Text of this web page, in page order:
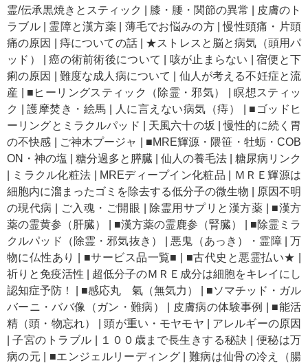
霊/伝承黒焼きとスティック
膝・腰・関節の異常
皮膚のト
ラブル| 霊障と漢方薬 薄毛でお悩みの方|慢性頭痛・片頭
痛の原因
痔についての話| ★ストレスと脳と病気（頭用パ
ッド）
|癌の術前術後について 咳が止まらない |宿便と下
痢の原因
難度な成人病について
仙人が考える不妊症と流
産
■ヒーリングスティック（除霊・邪気） |瞑想スティッ
ク
|護摩焚き・絵馬 人に言えない病気（痔）
■ゴッドヒ
ーリングとミラクルパッド
天風六十の坂 |慢性的に続く胃
の不快感
ご神木プージャ
■MRE輝源・隈笹・牡蛎・COB
ON・神の塩
糖分過多と膵臓 仙人の養毛法
糖尿病リンク
ミラクル化粧法 MREディープイン化粧品
ＭＲＥ輝源は
細胞内に溜まったゴミを除去する低分子の微生物
原因不明
の現代病
ご入魂・ご開眼 除霊用サプリと漢方薬
■漢方
薬の霊黄参（肝臓）
■漢方薬の霊鹿参（腎臓）
■除霊ミラ
クルパッド（除霊・邪気抜き）
悪鬼（あっき）・霊障|万
物に仏性あり
■サービス品一覧■ ■古代史と悪霊払い★
祈りと免疫活性
超低分子のＭＲＥ成分は細胞をキレイにし
認知症予防！
■感応丸 氣（無気力）
■ソマチッド・ガル
バーニ・ババ像（ガン・難病）
皮膚病の体験事例
■能活
精（頭・物忘れ）
|頭が重い・モヤモヤ
アレルギーの原因
|子宮のトラブル １００歳まで長生きする秘訣
便秘は万
病の元
■エンジェルリーディング
難病は仙骨の冷え（腸